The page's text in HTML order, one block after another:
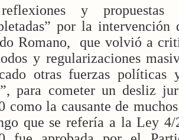
y
por la intervención
Romano,
que volvió a
y regularizaciones
otras fuerzas políticas
para cometer un desliz
como la causante de
que se refería a la Ley